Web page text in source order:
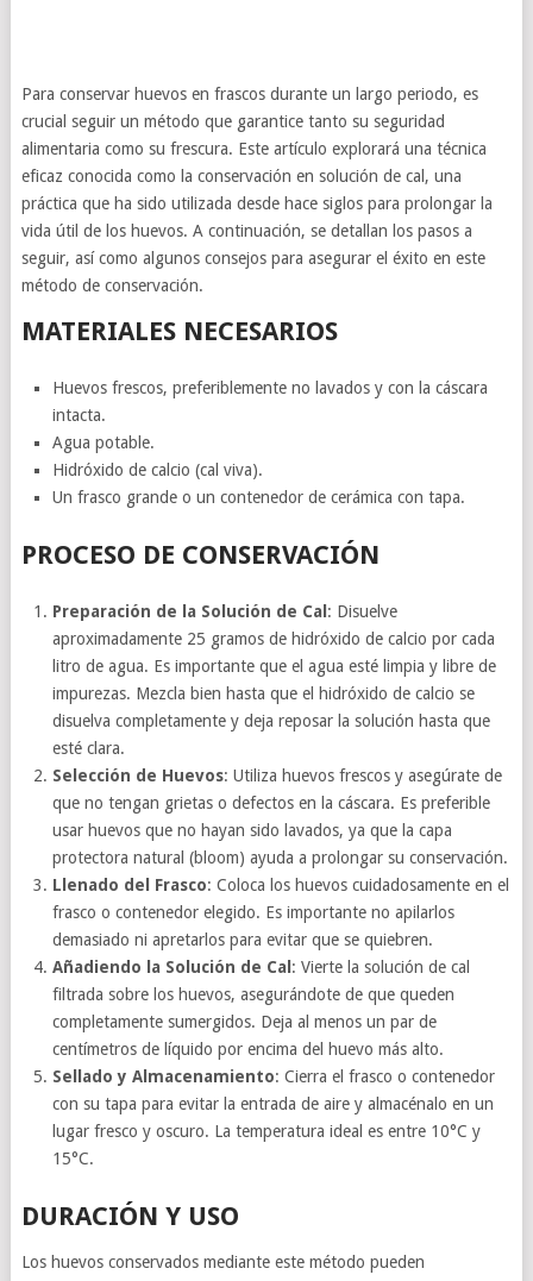
Para conservar huevos en frascos durante un largo periodo, es
crucial seguir un método que garantice tanto su seguridad
alimentaria como su frescura. Este artículo explorará una técnica
eficaz conocida como la conservación en solución de cal, una
práctica que ha sido utilizada desde hace siglos para prolongar la
vida útil de los huevos. A continuación, se detallan los pasos a
seguir, así como algunos consejos para asegurar el éxito en este
método de conservación.
MATERIALES NECESARIOS
Huevos frescos, preferiblemente no lavados y con la cáscara
intacta.
Agua potable.
Hidróxido de calcio (cal viva).
Un frasco grande o un contenedor de cerámica con tapa.
PROCESO DE CONSERVACIÓN
Preparación de la Solución de Cal : Disuelve
aproximadamente 25 gramos de hidróxido de calcio por cada
litro de agua. Es importante que el agua esté limpia y libre de
impurezas. Mezcla bien hasta que el hidróxido de calcio se
disuelva completamente y deja reposar la solución hasta que
esté clara.
Selección de Huevos: Utiliza huevos frescos y asegúrate de
que no tengan grietas o defectos en la cáscara. Es preferible
usar huevos que no hayan sido lavados, ya que la capa
protectora natural (bloom) ayuda a prolongar su conservación.
Llenado del Frasco: Coloca los huevos cuidadosamente en el
frasco o contenedor elegido. Es importante no apilarlos
demasiado ni apretarlos para evitar que se quiebren.
Añadiendo la Solución de Cal : Vierte la solución de cal
filtrada sobre los huevos, asegurándote de que queden
completamente sumergidos. Deja al menos un par de
centímetros de líquido por encima del huevo más alto.
Sellado y Almacenamiento: Cierra el frasco o contenedor
con su tapa para evitar la entrada de aire y almacénalo en un
lugar fresco y oscuro. La temperatura ideal es entre 10°C y
15°C.
DURACIÓN Y USO
Los huevos conservados mediante este método pueden